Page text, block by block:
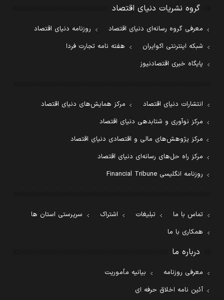
گروه نشریات دنیای اقتصاد
معرفی گروه رسانه‌ای دنیای اقتصاد
روزنامه دنیای اقتصاد
شبکه اینترنتی اکوایران
هفته نامه تجارت فردا
پایگاه خبری اقتصادنیوز
انتشارات دنیای اقتصاد
مرکز همایش‌های دنیای اقتصاد
مرکز نوآوری و شتابدهی دنیای اقتصاد
مرکز پژوهش‌های مالی و اقتصادی دنیای اقتصاد
مرکز راه حل‌های رسانه‌ای دنیای اقتصاد
روزنامه انگلیسی Financial Tribune
تماس با ما تبلیغات اشتراک
سرپرستی استان ها
همکاری با ما
درباره ما
معرفی روزنامه
بیانیه مأموریت
آئین نامه اخلاق حرفه ای